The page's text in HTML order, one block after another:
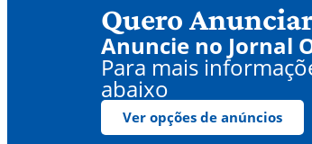
Quero
Anuncie no Jornal
Para mais
abaixo
Ver opções de anúncios